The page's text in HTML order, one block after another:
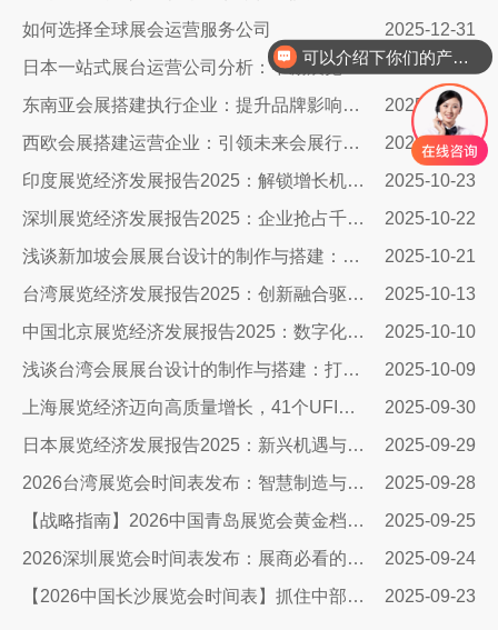
如何选择全球展会运营服务公司
2025-12-31
日本一站式展台运营公司分析：中励展览设计搭建公司
2025-12-30
东南亚会展搭建执行企业：提升品牌影响力与业务拓展的关键伙伴
2025-12-25
西欧会展搭建运营企业：引领未来会展行业的先锋力量
2025-12-24
印度展览经济发展报告2025：解锁增长机遇与策略指南
2025-10-23
深圳展览经济发展报告2025：企业抢占千亿市场的展台设计搭建全攻略
2025-10-22
浅谈新加坡会展展台设计的制作与搭建：抢占东南亚市场的高端窗口
2025-10-21
台湾展览经济发展报告2025：创新融合驱动千亿商机
2025-10-13
中国北京展览经济发展报告2025：数字化赋能，开启展台设计新纪元
2025-10-10
浅谈台湾会展展台设计的制作与搭建：打造引人注目的展台艺术
2025-10-09
上海展览经济迈向高质量增长，41个UFI认证展会领跑全球
2025-09-30
日本展览经济发展报告2025：新兴机遇与布展创新指南
2025-09-29
2026台湾展览会时间表发布：智慧制造与自动化引领商机
2025-09-28
【战略指南】2026中国青岛展览会黄金档期曝光：展台设计搭建商必争的5大旺季
2025-09-25
2026深圳展览会时间表发布：展商必看的流量密码与搭建指南
2025-09-24
【2026中国长沙展览会时间表】抓住中部崛起新机遇
2025-09-23
可以介绍下你们的产品么